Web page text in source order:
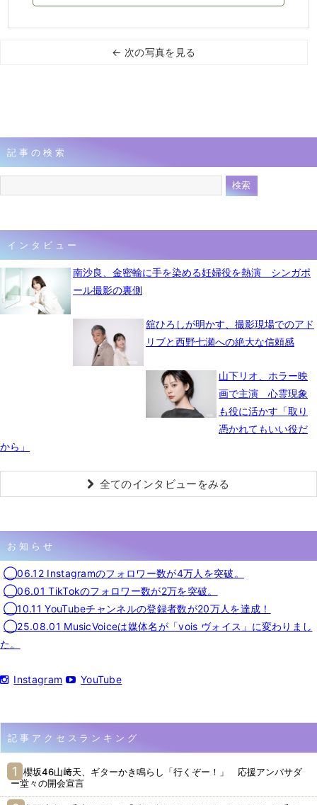
← 次の写真を見る
記事の検索
インタビュー
南沙良、金密輸に手を染める妊婦役を熱演 シンガポ
ール撮影の裏側
舘ひろしが明かす、撮影現場でのアド
リブと西野七瀬への絶大な信頼感
山下リオ、ホラー映
画で主演 心霊現象
も役に活かす「取り
憑かれてもいい役だ
から」
全てのインタビューをみる
お知らせ
◯06.12 Instagramのフォロワー数が4万人を突破。
◯06.01 TikTokのフォロワー数が2万を突破。
◯10.11 YouTubeチャンネルの登録者数が20万人を達成！
◯25.08.01 MusicVoiceは媒体名が「vois ヴォイス」に変わりまし
た。
Instagram YouTube
記事アクセスランキング
櫻坂46山﨑天、ギターかき鳴らし「行くぞー！」 応援アンバサダ
ー堂々の開会宣言